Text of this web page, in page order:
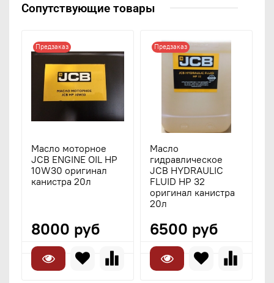
Сопутствующие товары
Предзаказ
Масло моторное
JCB ENGINE OIL HP
10W30 оригинал
канистра 20л
8000 руб
Предзаказ
Масло
гидравлическое
JCB HYDRAULIC
FLUID HP 32
оригинал канистра
20л
6500 руб